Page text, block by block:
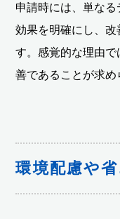
申請時には、単な
効果を明確にし、
す。感覚的な理由
善であることが求め
環境配慮や